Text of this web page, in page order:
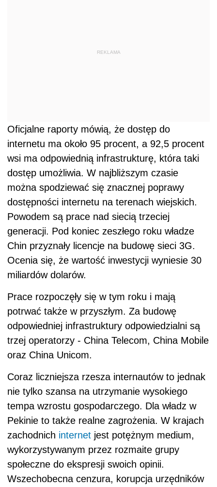
REKLAMA
Oficjalne raporty mówią, że dostęp do
internetu ma około 95 procent, a 92,5 procent
wsi ma odpowiednią infrastrukturę, która taki
dostęp umożliwia. W najbliższym czasie
można spodziewać się znacznej poprawy
dostępności internetu na terenach wiejskich.
Powodem są prace nad siecią trzeciej
generacji. Pod koniec zeszłego roku władze
Chin przyznały licencje na budowę sieci 3G.
Ocenia się, że wartość inwestycji wyniesie 30
miliardów dolarów.
Prace rozpoczęły się w tym roku i mają
potrwać także w przyszłym. Za budowę
odpowiedniej infrastruktury odpowiedzialni są
trzej operatorzy - China Telecom, China Mobile
oraz China Unicom.
Coraz liczniejsza rzesza internautów to jednak
nie tylko szansa na utrzymanie wysokiego
tempa wzrostu gospodarczego. Dla władz w
Pekinie to także realne zagrożenia. W krajach
zachodnich internet jest potężnym medium,
wykorzystywanym przez rozmaite grupy
społeczne do ekspresji swoich opinii.
Wszechobecna cenzura, korupcja urzędników